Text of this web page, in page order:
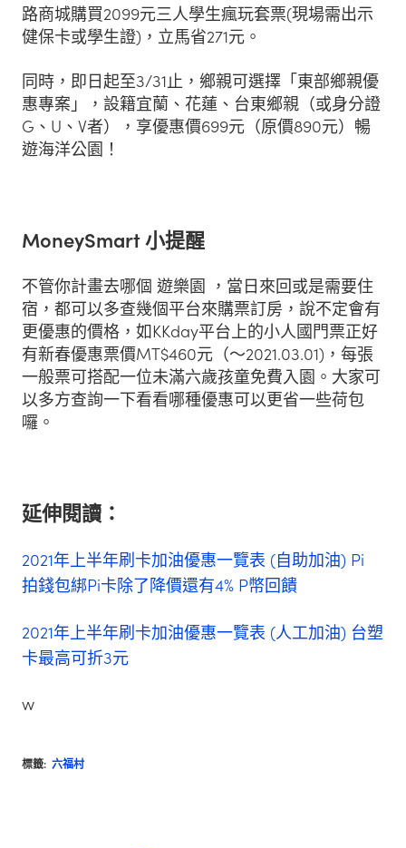
路商城購買2099元三人學生瘋玩套票(現場需出示
健保卡或學生證)，立馬省271元。
同時，即日起至3/31止，鄉親可選擇「東部鄉親優
惠專案」，設籍宜蘭、花蓮、台東鄉親（或身分證
G、U、V者），享優惠價699元（原價890元）暢
遊海洋公園！
MoneySmart 小提醒
不管你計畫去哪個 遊樂園 ，當日來回或是需要住
宿，都可以多查幾個平台來購票訂房，說不定會有
更優惠的價格，如KKday平台上的小人國門票正好
有新春優惠票價MT$460元（～2021.03.01)，每張
一般票可搭配一位未滿六歲孩童免費入園。大家可
以多方查詢一下看看哪種優惠可以更省一些荷包
囉。
延伸閱讀：
2021年上半年刷卡加油優惠一覽表 (自助加油) Pi
拍錢包綁Pi卡除了降價還有4% P幣回饋
2021年上半年刷卡加油優惠一覽表 (人工加油) 台塑
卡最高可折3元
w
標籤: 六福村